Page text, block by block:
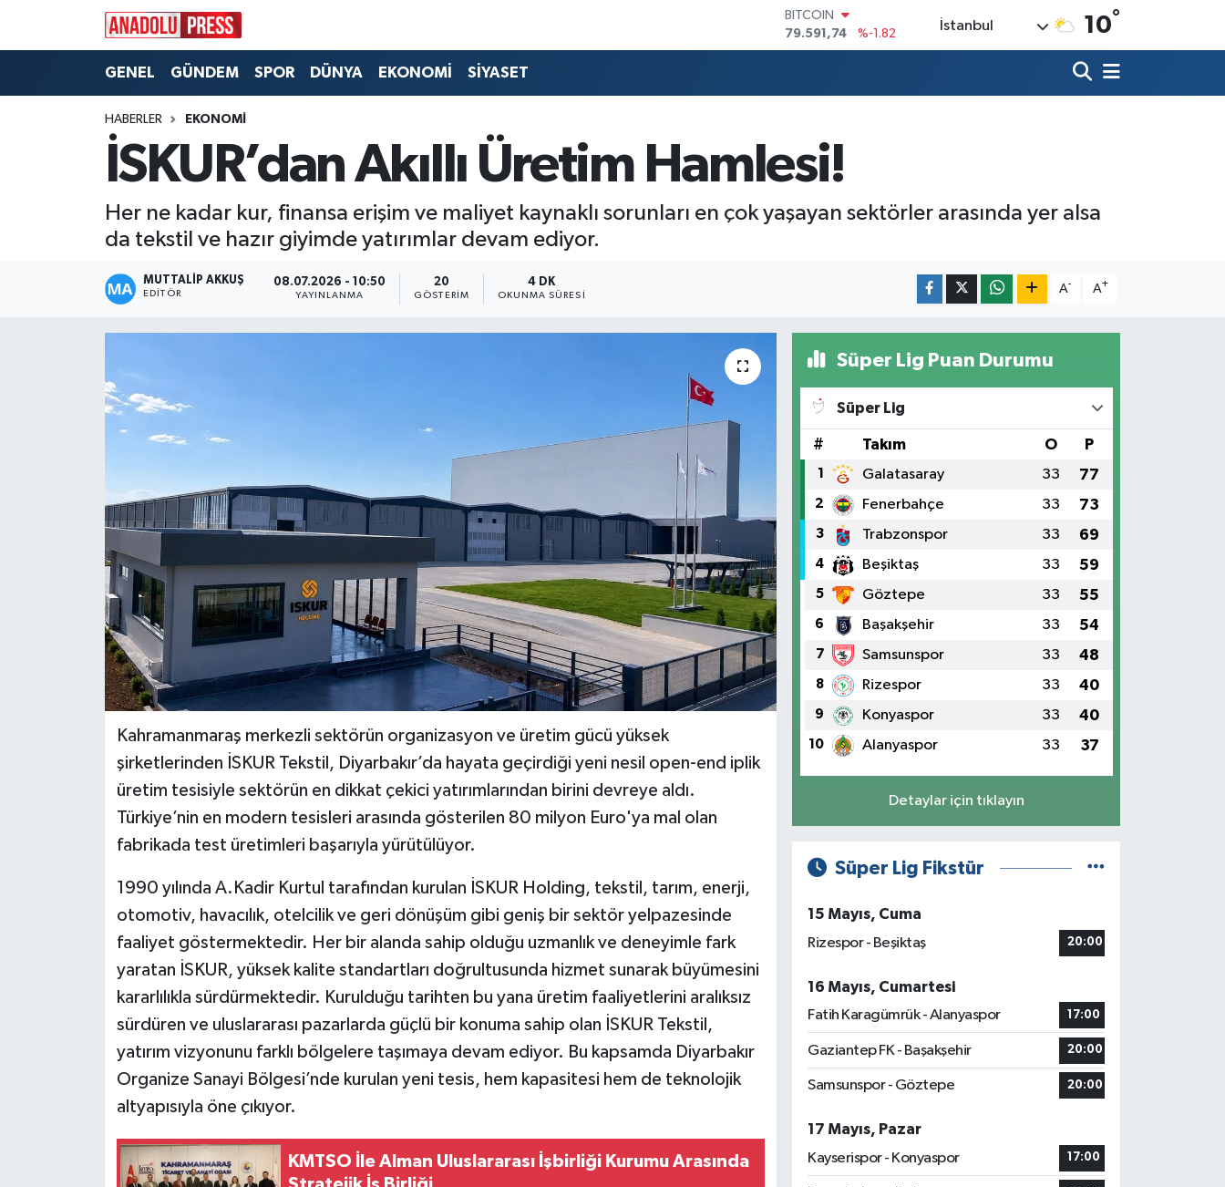
79.591,74
DOLAR
STERLİN
6862,09000
BİST100
İstanbul 10°
GENEL GÜNDEM SPOR DÜNYA EKONOMİ SİYASET
HABERLER EKONOMİ
İSKUR’dan Akıllı Üretim Hamlesi!
Her ne kadar kur, finansa erişim ve maliyet kaynaklı sorunları en çok yaşayan sektörler arasında yer alsa
da tekstil ve hazır giyimde yatırımlar devam ediyor.
MUTTALİP AKKUŞ
EDITÖR
08.07.2026 - 10:50
YAYINLANMA
20
GÖSTERIM
4 DK
OKUNMA SÜRESI
A- A+
Kahramanmaraş merkezli sektörün organizasyon ve üretim gücü yüksek
şirketlerinden İSKUR Tekstil, Diyarbakır’da hayata geçirdiği yeni nesil open-end iplik
üretim tesisiyle sektörün en dikkat çekici yatırımlarından birini devreye aldı.
Türkiye’nin en modern tesisleri arasında gösterilen 80 milyon Euro'ya mal olan
fabrikada test üretimleri başarıyla yürütülüyor.
1990 yılında A.Kadir Kurtul tarafından kurulan İSKUR Holding, tekstil, tarım, enerji,
otomotiv, havacılık, otelcilik ve geri dönüşüm gibi geniş bir sektör yelpazesinde
faaliyet göstermektedir. Her bir alanda sahip olduğu uzmanlık ve deneyimle fark
yaratan İSKUR, yüksek kalite standartları doğrultusunda hizmet sunarak büyümesini
kararlılıkla sürdürmektedir. Kurulduğu tarihten bu yana üretim faaliyetlerini aralıksız
sürdüren ve uluslararası pazarlarda güçlü bir konuma sahip olan İSKUR Tekstil,
yatırım vizyonunu farklı bölgelere taşımaya devam ediyor. Bu kapsamda Diyarbakır
Organize Sanayi Bölgesi’nde kurulan yeni tesis, hem kapasitesi hem de teknolojik
altyapısıyla öne çıkıyor.
KMTSO İle Alman Uluslararası İşbirliği Kurumu Arasında
Süper Lig Puan Durumu
Süper Lig
# Takım O P
1 Galatasaray 33 77
2 Fenerbahçe 33 73
3 Trabzonspor 33 69
4 Beşiktaş 33 59
5 Göztepe 33 55
6 Başakşehir 33 54
7 Samsunspor 33 48
8 Rizespor 33 40
9 Konyaspor 33 40
10 Alanyaspor 33 37
Detaylar için tıklayın
Süper Lig Fikstür
15 Mayıs, Cuma
Rizespor - Beşiktaş
20:00
16 Mayıs, Cumartesi
Fatih Karagümrük - Alanyaspor
17:00
Gaziantep FK - Başakşehir 20:00
Samsunspor - Göztepe 20:00
17 Mayıs, Pazar
Kayserispor - Konyaspor
17:00
Nöbetçi Eczaneler
Hava Durumu
Namaz Vakitleri
Trafik Durumu
Süper Lig Puan Durumu ve Fikstür
Tüm Manşetler
Haber Arşivi